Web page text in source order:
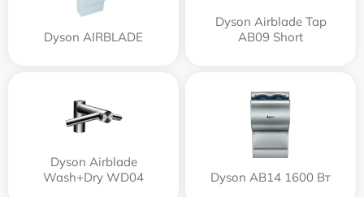
Dyson AIRBLADE
Dyson Airblade Tap
AB09 Short
Dyson Airblade
Wash+Dry WD04
Dyson AB14 1600 Вт